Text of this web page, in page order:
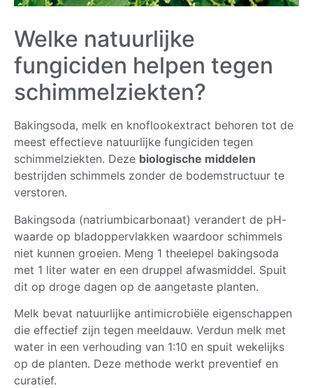
Welke natuurlijke
fungiciden helpen tegen
schimmelziekten?
Bakingsoda, melk en knoflookextract behoren tot de
meest effectieve natuurlijke fungiciden tegen
schimmelziekten. Deze biologische middelen
bestrijden schimmels zonder de bodemstructuur te
verstoren.
Bakingsoda (natriumbicarbonaat) verandert de pH-
waarde op bladoppervlakken waardoor schimmels
niet kunnen groeien. Meng 1 theelepel bakingsoda
met 1 liter water en een druppel afwasmiddel. Spuit
dit op droge dagen op de aangetaste planten.
Melk bevat natuurlijke antimicrobiële eigenschappen
die effectief zijn tegen meeldauw. Verdun melk met
water in een verhouding van 1:10 en spuit wekelijks
op de planten. Deze methode werkt preventief en
curatief.